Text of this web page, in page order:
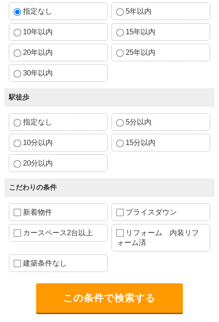
指定なし 5年以内
10年以内 15年以内
20年以内 25年以内
30年以内
駅徒歩
指定なし 5分以内
10分以内 15分以内
20分以内
こだわりの条件
新着物件 プライスダウン
カースペース2台以上
リフォーム 内装リフ
ォーム済
建築条件なし